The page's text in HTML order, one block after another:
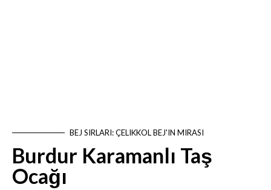
BEJ SIRLARI: ÇELIKKOL BEJ'IN MIRASI
Burdur Karamanlı Taş
Ocağı